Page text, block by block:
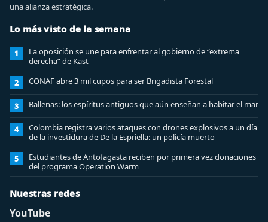
una alianza estratégica.
Lo más visto de la semana
1
La oposición se une para enfrentar al gobierno de “extrema
derecha” de Kast
2 CONAF abre 3 mil cupos para ser Brigadista Forestal
3 Ballenas: los espíritus antiguos que aún enseñan a habitar el mar
4
Colombia registra varios ataques con drones explosivos a un día
de la investidura de De la Espriella: un policía muerto
5
Estudiantes de Antofagasta reciben por primera vez donaciones
del programa Operation Warm
Nuestras redes
YouTube